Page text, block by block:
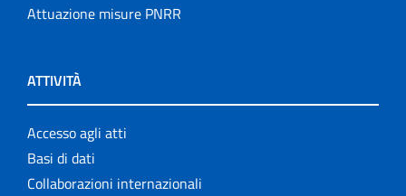
Attuazione misure PNRR
ATTIVITÀ
Accesso agli atti
Basi di dati
Collaborazioni internazionali